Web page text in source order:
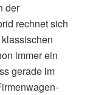
der
rechnet sich
immer ein
gerade im